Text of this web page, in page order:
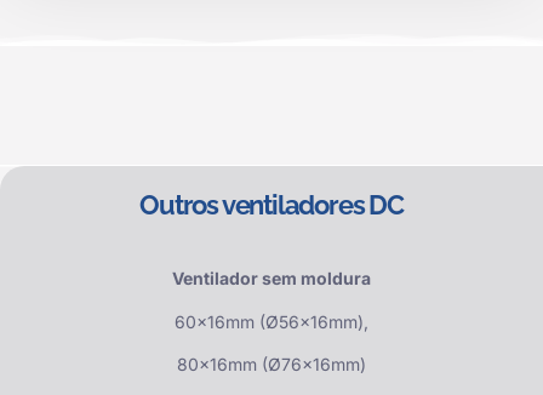
Outros ventiladores DC
Ventilador sem moldura
60x16mm (Ø56x16mm),
80x16mm (Ø76x16mm)